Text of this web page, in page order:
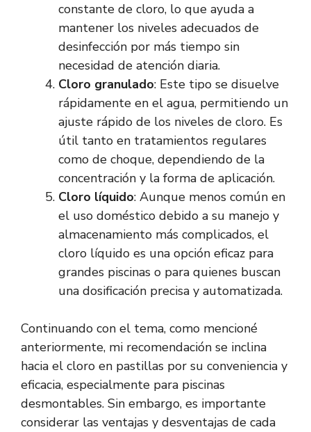
constante de cloro, lo que ayuda a
mantener los niveles adecuados de
desinfección por más tiempo sin
necesidad de atención diaria.
Cloro granulado: Este tipo se disuelve
rápidamente en el agua, permitiendo un
ajuste rápido de los niveles de cloro. Es
útil tanto en tratamientos regulares
como de choque, dependiendo de la
concentración y la forma de aplicación.
Cloro líquido: Aunque menos común en
el uso doméstico debido a su manejo y
almacenamiento más complicados, el
cloro líquido es una opción eficaz para
grandes piscinas o para quienes buscan
una dosificación precisa y automatizada.
Continuando con el tema, como mencioné
anteriormente, mi recomendación se inclina
hacia el cloro en pastillas por su conveniencia y
eficacia, especialmente para piscinas
desmontables. Sin embargo, es importante
considerar las ventajas y desventajas de cada